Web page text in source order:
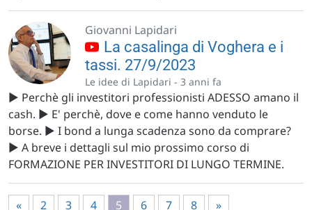
Giovanni Lapidari
La casalinga di Voghera e i
tassi. 27/9/2023
Le idee di Lapidari - 3 anni fa
▶️ Perchè gli investitori professionisti ADESSO amano il
cash. ▶️ E' perchè, dove e come hanno venduto le
borse. ▶️ I bond a lunga scadenza sono da comprare?
▶️ A breve i dettagli sul mio prossimo corso di
FORMAZIONE PER INVESTITORI DI LUNGO TERMINE.
« 2 3 4 5 6 7 8 »